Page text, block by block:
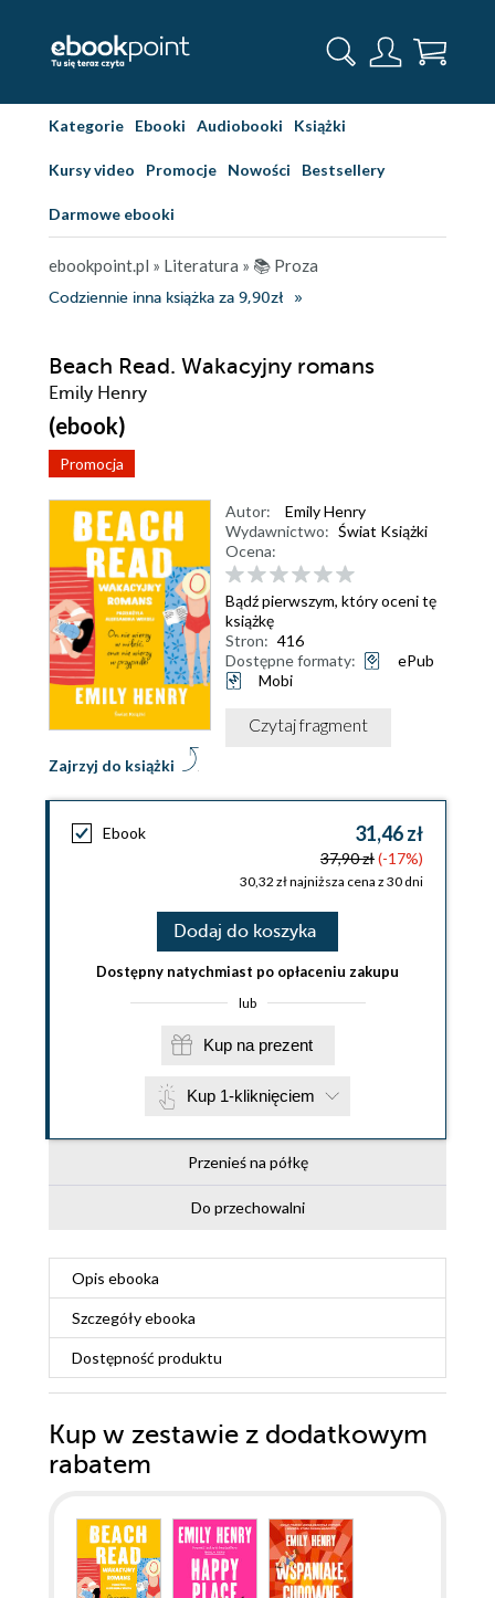
Kategorie Ebooki Audiobooki Książki
Kursy video Promocje Nowości Bestsellery
Darmowe ebooki
ebookpoint.pl » Literatura » 📚 Proza
Codziennie inna książka za 9,90zł
Beach Read. Wakacyjny romans
Emily Henry
(ebook)
Promocja
Zajrzyj do książki
Autor:
Emily Henry
Wydawnictwo: Świat Książki
Ocena:
Bądź pierwszym, który oceni tę
książkę
Stron: 416
Dostępne formaty:
ePub
Mobi
Czytaj fragment
Ebook 31,46 zł
37,90 zł(-17%)
30,32 zł najniższa cena z 30 dni
Dodaj do koszyka
Dostępny natychmiast po opłaceniu zakupu
lub
Kup na prezent
Kup 1-kliknięciem
Przenieś na półkę
Do przechowalni
Opis ebooka
Szczegółyebooka
Dostępność produktu
Kup w zestawie z dodatkowym
rabatem